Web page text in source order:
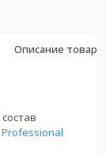
Описание товара